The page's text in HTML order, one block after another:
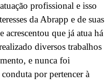
profissional e isso
da Abrapp e de suas
acrescentou que já atua há
diversos trabalhos
e nunca foi
por pertencer à